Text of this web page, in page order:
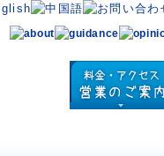
イビングパーク体験プログラム